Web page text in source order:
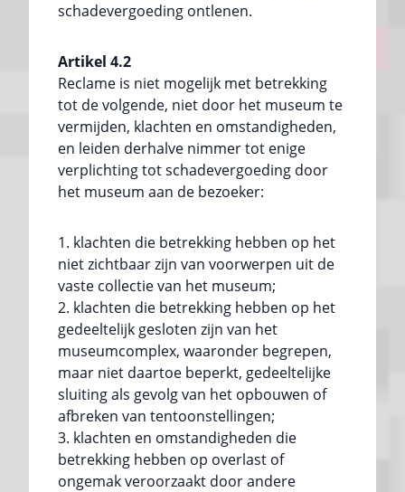
schadevergoeding ontlenen.
Artikel 4.2
Reclame is niet mogelijk met betrekking
tot de volgende, niet door het museum te
vermijden, klachten en omstandigheden,
en leiden derhalve nimmer tot enige
verplichting tot schadevergoeding door
het museum aan de bezoeker:
klachten die betrekking hebben op het
niet zichtbaar zijn van voorwerpen uit de
vaste collectie van het museum;
klachten die betrekking hebben op het
gedeeltelijk gesloten zijn van het
museumcomplex, waaronder begrepen,
maar niet daartoe beperkt, gedeeltelijke
sluiting als gevolg van het opbouwen of
afbreken van tentoonstellingen;
klachten en omstandigheden die
betrekking hebben op overlast of
ongemak veroorzaakt door andere